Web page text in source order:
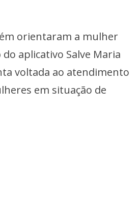
orientaram a mulher
aplicativo Salve Maria
voltada ao atendimento
em situação de